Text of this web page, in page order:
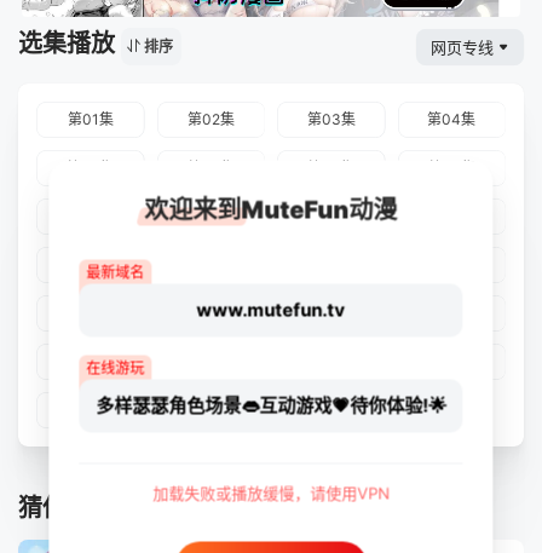
选集播放 排序 网页专线
第01集 第02集 第03集 第04集
第10集 第11集
第13集
第18集 第19集
第21集
第25集
猜你喜欢
欢迎来到MuteFun动漫
最新域名
www.mutefun.tv
在线游玩
多样瑟瑟角色场景👄互动游戏💗待你体验!🌟
加载失败或播放缓慢，请使用VPN